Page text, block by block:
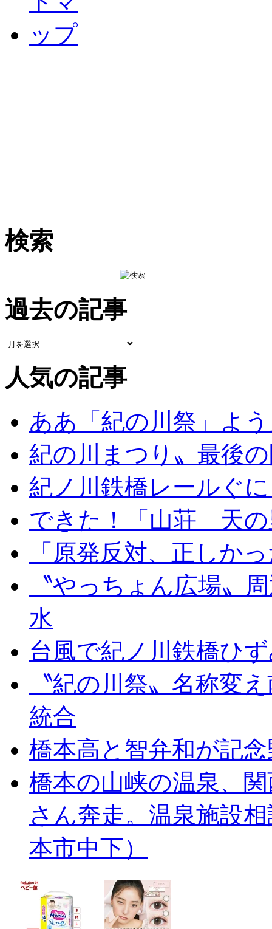
検索
過去の記事
人気の記事
ああ「紀の川祭」よ
紀の川まつり〟最後
紀ノ川鉄橋レールぐ
できた！「山荘 天の
「原発反対、正しか
〝やっちょん広場〟
水
台風で紀ノ川鉄橋ひ
〝紀の川祭〟名称変
統合
橋本高と智弁和が記
橋本の山峡の温泉、
さん奔走。温泉施設
本市中下）